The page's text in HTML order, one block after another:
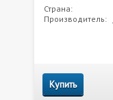
Страна:
Производитель:
Купить